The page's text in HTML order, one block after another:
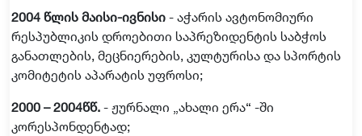
2004 წლის მაისი-ივნისი - აჭარის ავტონომიური
რესპუბლიკის დროებითი საპრეზიდენტის საბჭოს
განათლების, მეცნიერების, კულტურისა და სპორტის
კომიტეტის აპარატის უფროსი;
2000 – 2004წწ. - ჟურნალი „ახალი ერა“ -ში
კორესპონდენტად;